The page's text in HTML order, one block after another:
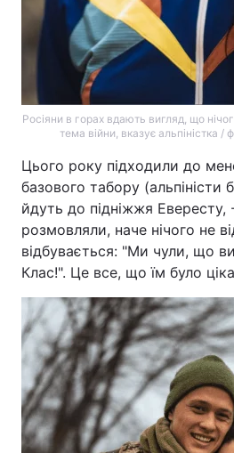
Росіяни в горах вдають вигляд, що
тема війни, вказує альпіністка /
Цього року підходили до
базового табору (альпіністи
йдуть до підніжжя Евересту,
розмовляли, наче нічого не
відбувається: "Ми чули, що
Клас!". Це все, що їм було